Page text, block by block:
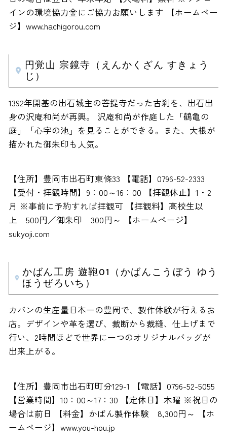
インの環境協力金にご協力お願いします 【ホームペー
ジ】www.hachigorou.com
円覚山 宗鏡寺（えんかくざん すきょう
じ）
1392年開基の出石城主の菩提寺だった古刹を、出石出
身の沢庵和尚が再興。 沢庵和尚が作庭した「鶴亀の
庭」「心字の池」を見ることができる。また、大根が
描かれた御朱印も人気。
【住所】豊岡市出石町東條33 【電話】0796-52-2333
【受付・拝観時間】9：00～16：00 【拝観休止】1・2
月 ※事前に予約すれば拝観可 【拝観料】高校生以
上 500円／御朱印 300円～ 【ホームページ】
sukyoji.com
かばん工房 遊鞄01（かばんこうぼう ゆう
ほうぜろいち）
カバンの生産量日本一の豊岡で、製作体験が行えるお
店。デザインや革を選び、裁断から裁縫、仕上げまで
行い、2時間ほどで世界に一つのオリジナルバッグが
出来上がる。
【住所】豊岡市出石町町分129-1 【電話】0796-52-5055
【営業時間】10：00～17：30 【定休日】木曜 ※祝日の
場合は前日 【料金】かばん製作体験 8,300円～ 【ホ
ームページ】www.you-hou.jp